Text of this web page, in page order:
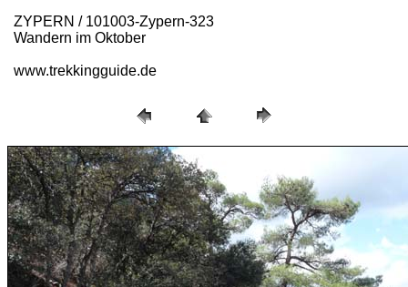
ZYPERN / 101003-Zypern-323
Wandern im Oktober
www.trekkingguide.de